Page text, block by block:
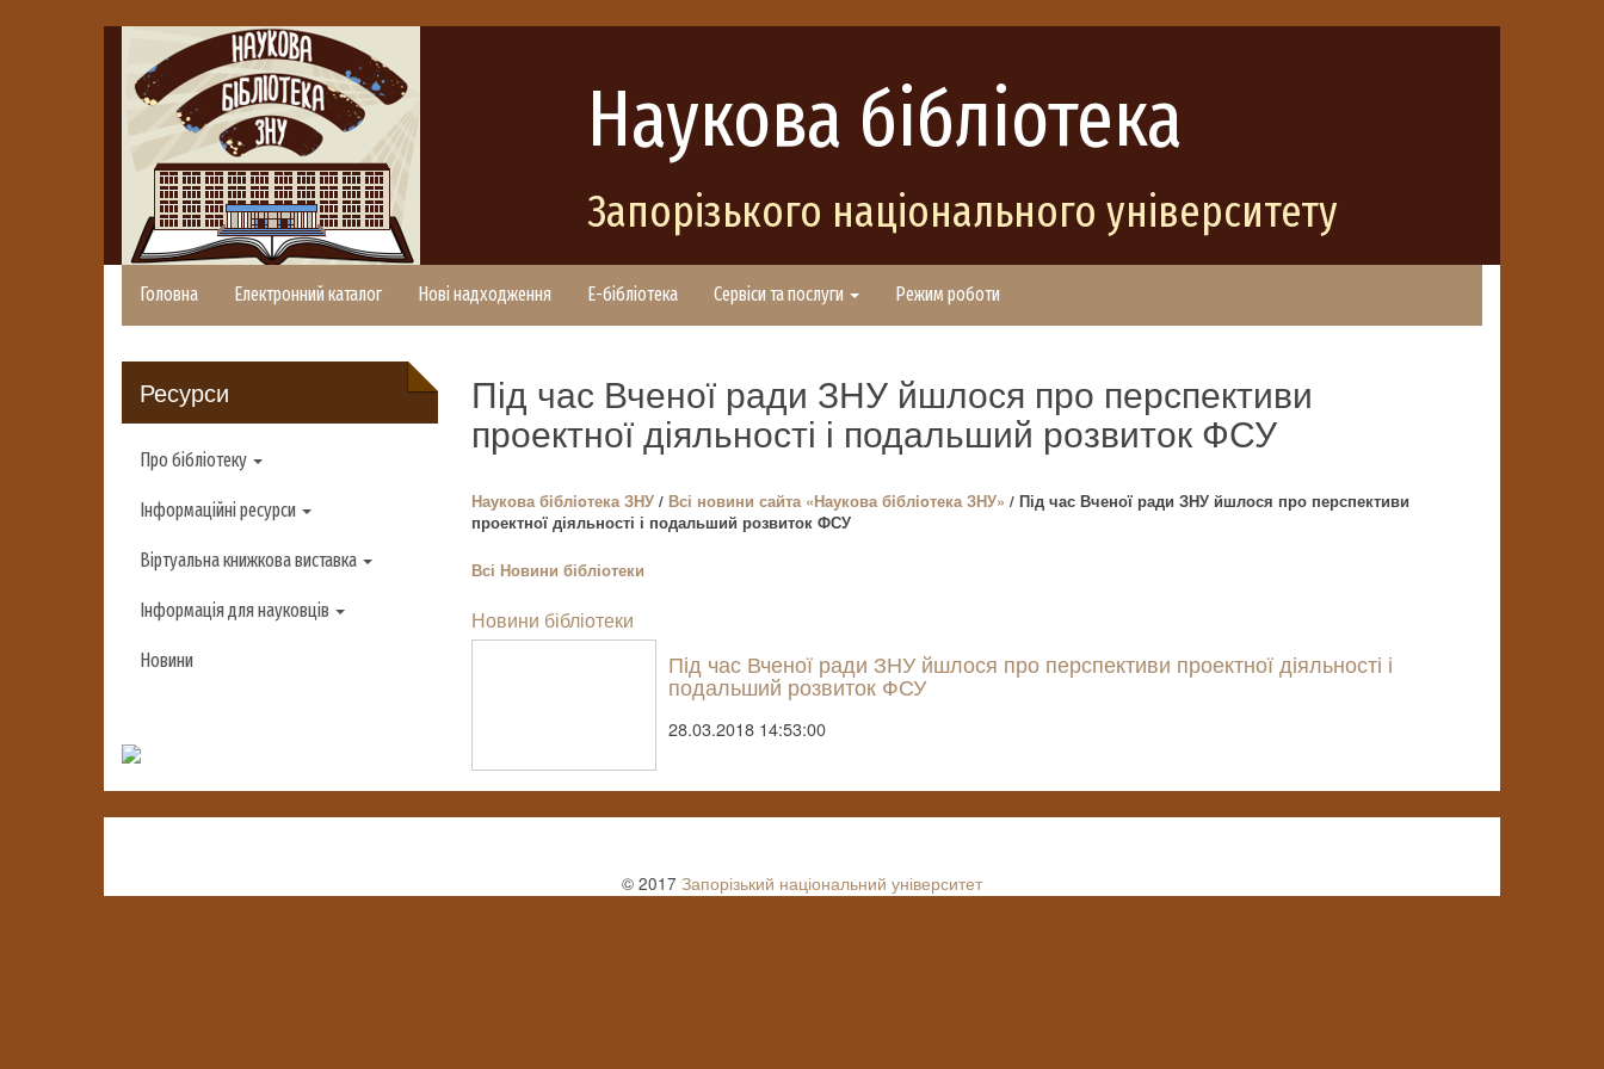
Наукова бібліотека
Запорізького національного університету
Головна Електронний каталог Нові надходження E-бібліотека Сервіси та послуги Режим роботи
Ресурси
Про бібліотеку
Інформаційні ресурси
Віртуальна книжкова виставка
Інформація для науковців
Новини
Під час Вченої ради ЗНУ йшлося про перспективи
проектної діяльності і подальший розвиток ФСУ
Наукова бiблioтека ЗНУ/ Всі новини сайта «Наукова бiблioтека ЗНУ» / Під час Вченої ради ЗНУ йшлося про перспективи
проектної діяльності і подальший розвиток ФСУ
Всі Новини бібліотеки
Новини бібліотеки
Під час Вченої ради ЗНУ йшлося про перспективи проектної діяльності і
подальший розвиток ФСУ
28.03.2018 14:53:00
© 2017 Запорізький національний університет